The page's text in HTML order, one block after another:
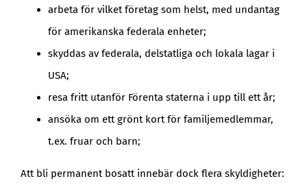
arbeta för vilket företag som helst, med undantag
för amerikanska federala enheter;
skyddas av federala, delstatliga och lokala lagar i
USA;
resa fritt utanför Förenta staterna i upp till ett år;
ansöka om ett grönt kort för familjemedlemmar,
t.ex. fruar och barn;
Att bli permanent bosatt innebär dock flera skyldigheter: